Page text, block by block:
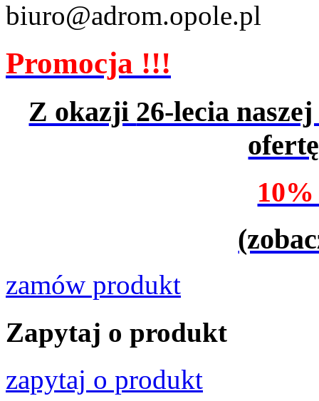
biuro@adrom.opole.pl
Promocja !!!
Z okazji 26-lecia
zamów produkt
Zapytaj o produkt
zapytaj o produkt